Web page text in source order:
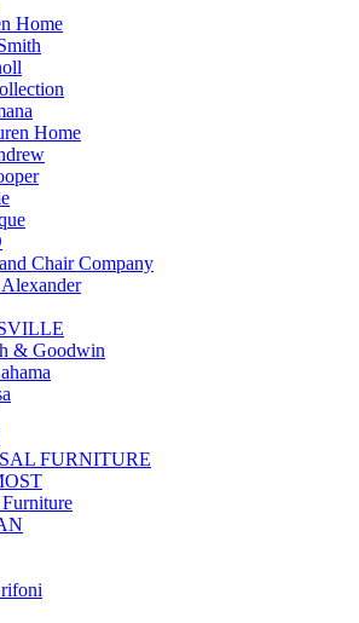
Home
Home
Chair Company
& Goodwin
FURNITURE